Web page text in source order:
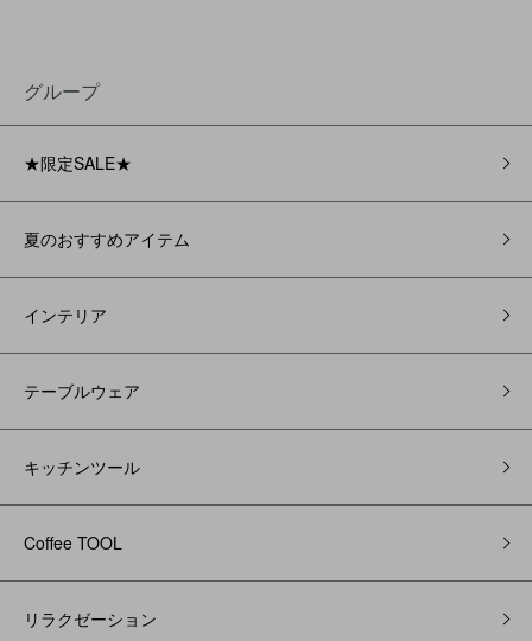
グループ
★限定SALE★
夏のおすすめアイテム
インテリア
テーブルウェア
キッチンツール
Coffee TOOL
リラクゼーション